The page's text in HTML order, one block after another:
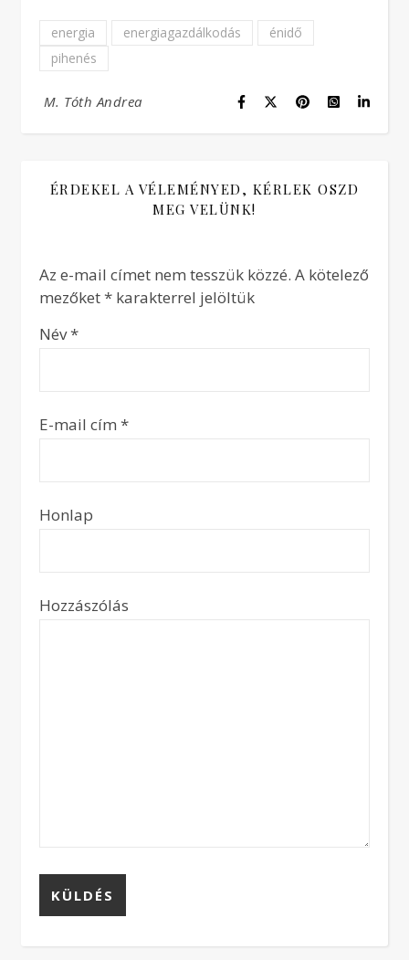
energia energiagazdálkodás
énidő
pihenés
M. Tóth Andrea
ÉRDEKEL A VÉLEMÉNYED, KÉRLEK OSZD
MEG VELÜNK!
Az e-mail címet nem tesszük közzé. A kötelező
mezőket* karakterrel jelöltük
Név*
E-mail cím *
Honlap
Hozzászólás